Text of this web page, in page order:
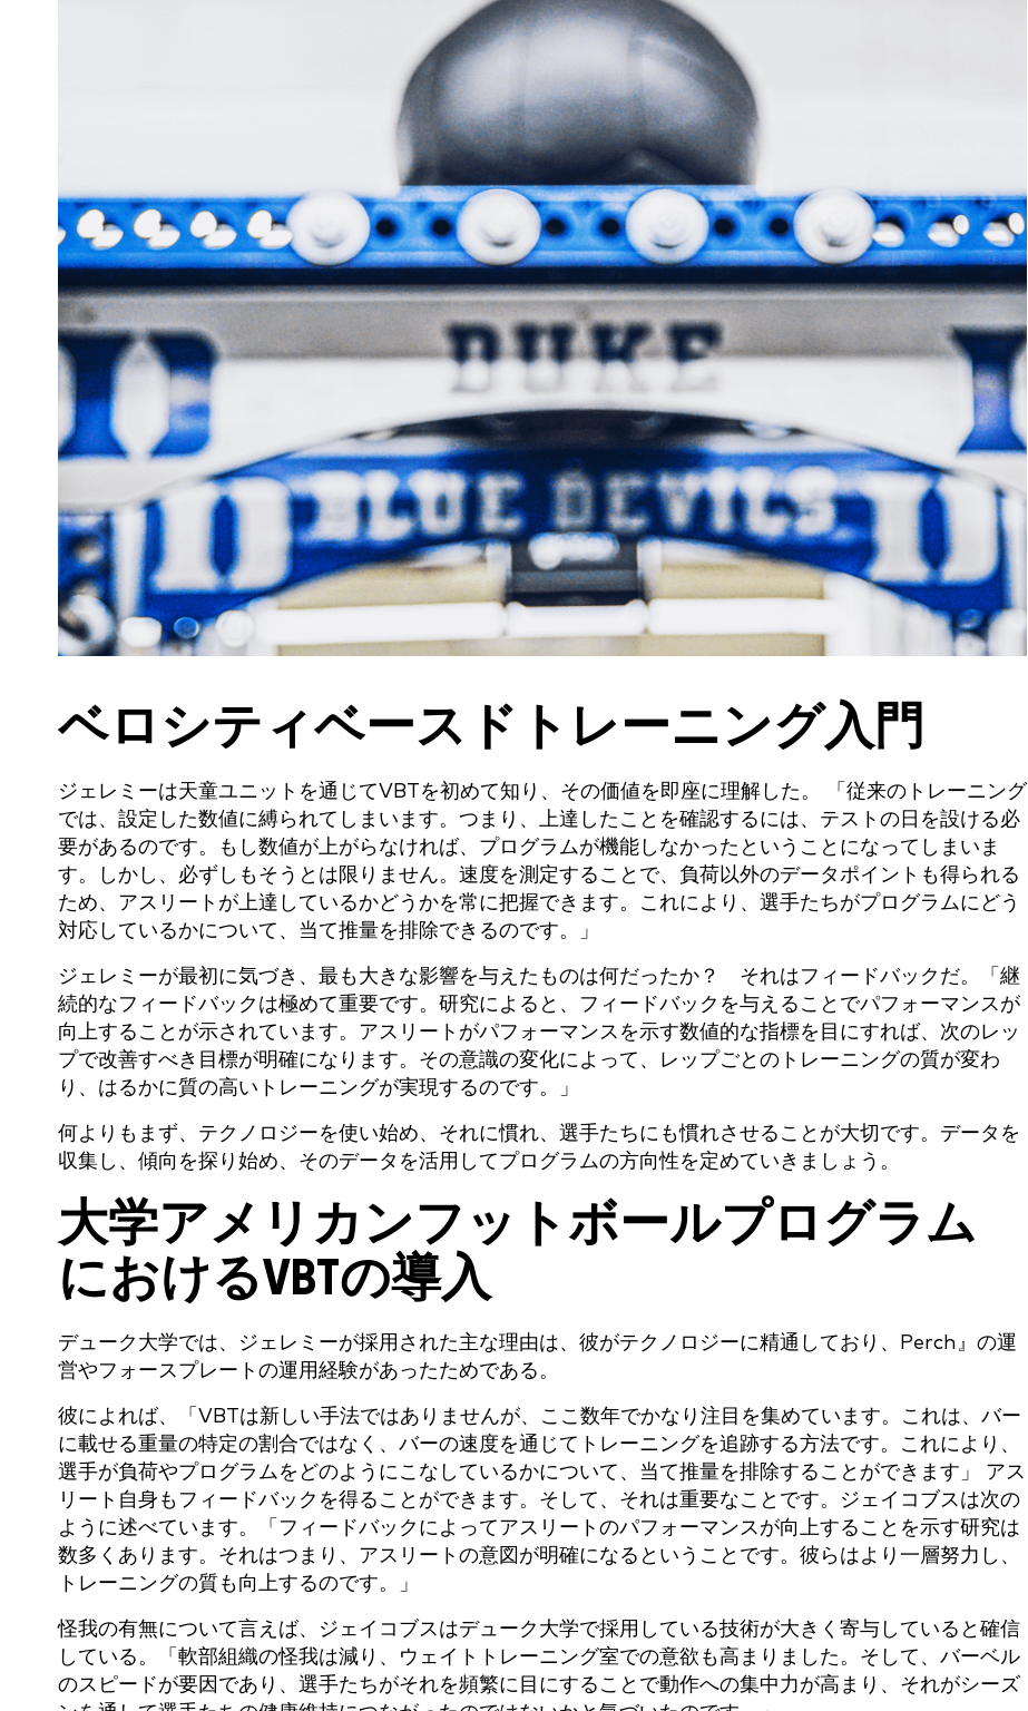
ベロシティベースドトレーニング入門
ジェレミーは天童ユニットを通じてVBTを初めて知り、その価値を即座に理解した。 「従来のトレーニング
では、設定した数値に縛られてしまいます。つまり、上達したことを確認するには、テストの日を設ける必
要があるのです。もし数値が上がらなければ、プログラムが機能しなかったということになってしまいま
す。しかし、必ずしもそうとは限りません。速度を測定することで、負荷以外のデータポイントも得られる
ため、アスリートが上達しているかどうかを常に把握できます。これにより、選手たちがプログラムにどう
対応しているかについて、当て推量を排除できるのです。」
ジェレミーが最初に気づき、最も大きな影響を与えたものは何だったか？ それはフィードバックだ。「継
続的なフィードバックは極めて重要です。研究によると、フィードバックを与えることでパフォーマンスが
向上することが示されています。アスリートがパフォーマンスを示す数値的な指標を目にすれば、次のレッ
プで改善すべき目標が明確になります。その意識の変化によって、レップごとのトレーニングの質が変わ
り、はるかに質の高いトレーニングが実現するのです。」
何よりもまず、テクノロジーを使い始め、それに慣れ、選手たちにも慣れさせることが大切です。データを
収集し、傾向を探り始め、そのデータを活用してプログラムの方向性を定めていきましょう。
大学アメリカンフットボールプログラム
におけるVBTの導入
デューク大学では、ジェレミーが採用された主な理由は、彼がテクノロジーに精通しており、Perch』の運
営やフォースプレートの運用経験があったためである。
彼によれば、「VBTは新しい手法ではありませんが、ここ数年でかなり注目を集めています。これは、バー
に載せる重量の特定の割合ではなく、バーの速度を通じてトレーニングを追跡する方法です。これにより、
選手が負荷やプログラムをどのようにこなしているかについて、当て推量を排除することができます」 アス
リート自身もフィードバックを得ることができます。そして、それは重要なことです。ジェイコブスは次の
ように述べています。「フィードバックによってアスリートのパフォーマンスが向上することを示す研究は
数多くあります。それはつまり、アスリートの意図が明確になるということです。彼らはより一層努力し、
トレーニングの質も向上するのです。」
怪我の有無について言えば、ジェイコブスはデューク大学で採用している技術が大きく寄与していると確信
している。「軟部組織の怪我は減り、ウェイトトレーニング室での意欲も高まりました。そして、バーベル
のスピードが要因であり、選手たちがそれを頻繁に目にすることで動作への集中力が高まり、それがシーズ